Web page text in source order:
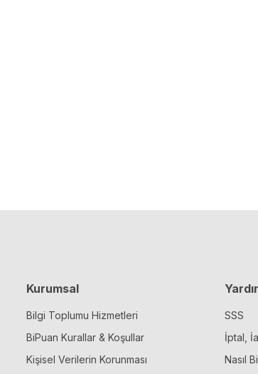
Kurumsal
Bilgi Toplumu Hizmetleri
BiPuan Kurallar & Koşullar
Kişisel Verilerin Korunması
SSS
İptal,
Nasıl